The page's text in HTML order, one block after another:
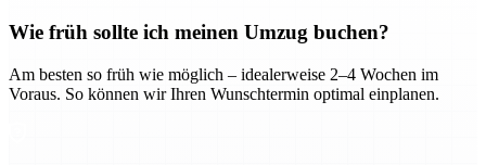
Wie früh sollte ich meinen Umzug buchen?
Am besten so früh wie möglich – idealerweise 2–4 Wochen im
Voraus. So können wir Ihren Wunschtermin optimal einplanen.